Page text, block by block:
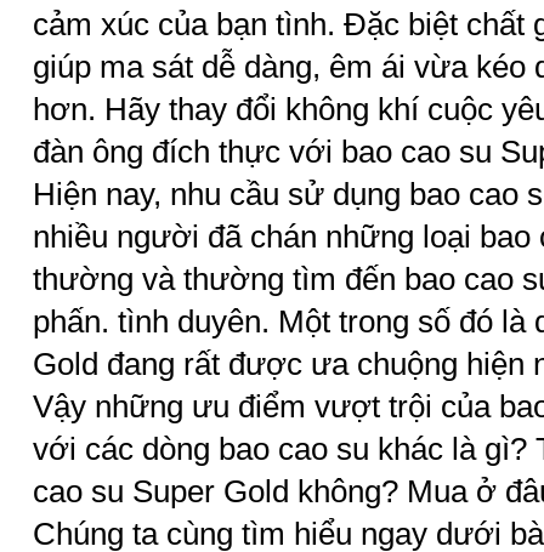
cảm xúc của bạn tình. Đặc biệt chất
giúp ma sát dễ dàng, êm ái vừa kéo
hơn. Hãy thay đổi không khí cuộc
đàn ông đích thực với bao cao su
Hiện nay, nhu cầu sử dụng bao cao
nhiều người đã chán những loại bao
thường và thường tìm đến bao cao
phấn. tình duyên. Một trong số đó là
Gold đang rất được ưa chuộng hiện
Vậy những ưu điểm vượt trội của
với các dòng bao cao su khác là gì?
cao su Super Gold không? Mua ở
Chúng ta cùng tìm hiểu ngay dưới